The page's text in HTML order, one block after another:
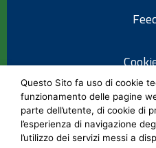
Questo Sito fa uso di cookie
funzionamento delle pagine
parte dell’utente, di cookie di
l’esperienza di navigazione
l’utilizzo dei servizi messi a